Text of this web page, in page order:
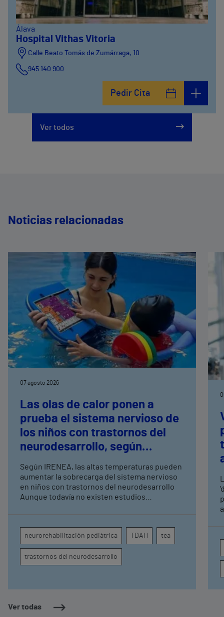
Álava
Hospital Vithas Vitoria
Calle Beato Tomás de Zumárraga, 10
945 140 900
Pedir Cita
Ver todos
Noticias relacionadas
Ver todas
07 agosto 2026
Las olas de calor ponen a
prueba el sistema nervioso de
los niños con trastornos del
neurodesarrollo, según
expertos en
neurorrehabilitación
pediátrica de Vithas
Según IRENEA, las altas temperaturas pueden
aumentar la sobrecarga del sistema nervioso
en niños con trastornos del neurodesarrollo
Aunque todavía no existen estudios
atención, la regulación emocional y la
conducta
neurorehabilitación pediátrica TDAH tea
trastornos del neurodesarrollo